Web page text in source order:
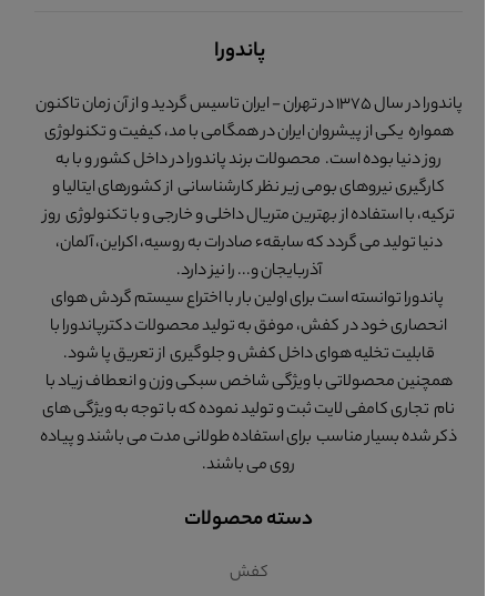
پاندورا
پاندورا در سال 1375 در تهران - ایران تاسیس گردید و از آن زمان تاکنون
همواره یکی از پیشروان ایران در همگامی با مد، کیفیت و تکنولوژی
روز دنیا بوده است. محصولات برند پاندورا در داخل کشور و با به
کارگیری نیروهای بومی زیر نظر کارشناسانی از کشورهای ایتالیا و
ترکیه، با استفاده از بهترین متریال داخلی و خارجی و با تکنولوژی روز
دنیا تولید می گردد که سابقهء صادرات به روسیه، اکراین، آلمان،
آذربایجان و... را نیز دارد.
پاندورا توانسته است برای اولین بار با اختراع سیستم گردش هوای
انحصاری خود در کفش، موفق به تولید محصولات دکترپاندورا با
قابلیت تخلیه هوای داخل کفش و جلوگیری از تعریق پا شود.
همچنین محصولاتی با ویژگی شاخص سبکی وزن و انعطاف زیاد با
نام تجاری کامفی لایت ثبت و تولید نموده که با توجه به ویژگی های
ذکر شده بسیار مناسب برای استفاده طولانی مدت می باشند و پیاده
روی می باشند.
دسته محصولات
کفش